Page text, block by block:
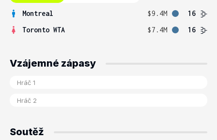
Montreal $9.4M
16
Toronto WTA
$7.4M 16
Vzájemné zápasy
Soutěž